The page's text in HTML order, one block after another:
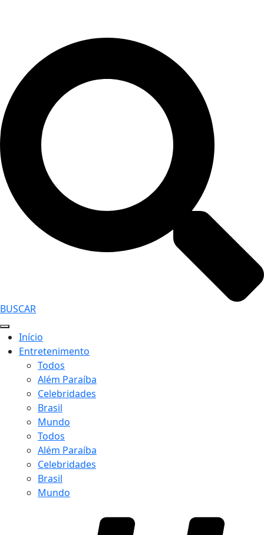
BUSCAR
Início
Entretenimento
Todos
Além Paraíba
Celebridades
Brasil
Mundo
Todos
Além Paraíba
Celebridades
Brasil
Mundo